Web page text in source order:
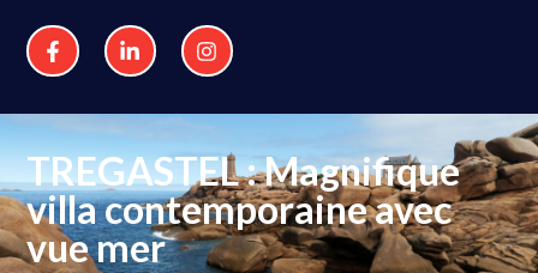
TREGASTEL : Magnifique
villa contemporaine avec
vue mer